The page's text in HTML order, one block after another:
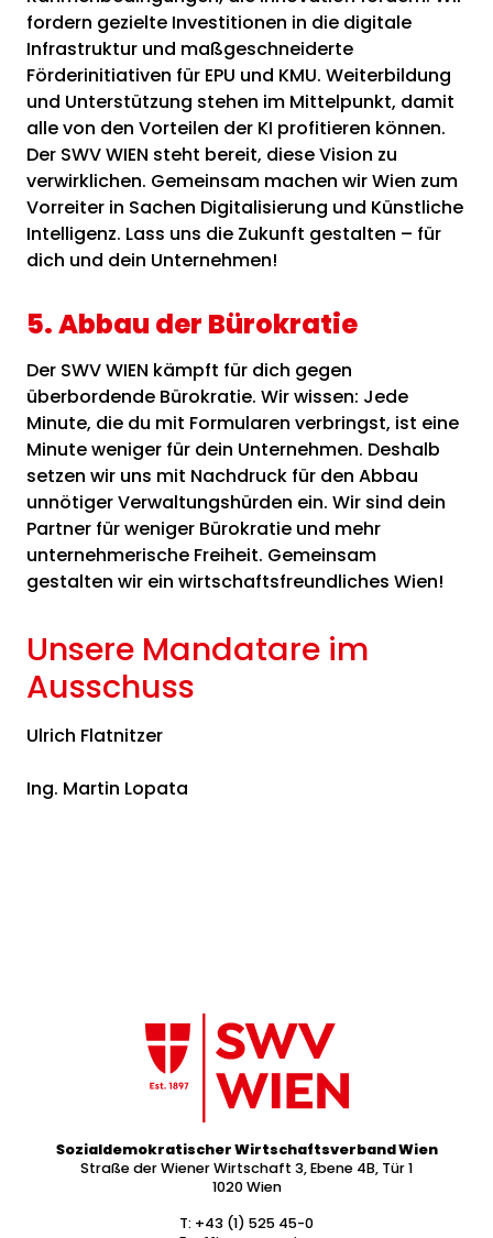
fordern gezielte Investitionen in die digitale
Infrastruktur und maßgeschneiderte
Förderinitiativen für EPU und KMU. Weiterbildung
und Unterstützung stehen im Mittelpunkt, damit
alle von den Vorteilen der KI profitieren können.
Der SWV WIEN steht bereit, diese Vision zu
verwirklichen. Gemeinsam machen wir Wien zum
Vorreiter in Sachen Digitalisierung und Künstliche
Intelligenz. Lass uns die Zukunft gestalten – für
dich und dein Unternehmen!
5. Abbau der Bürokratie
Der SWV WIEN kämpft für dich gegen
überbordende Bürokratie. Wir wissen: Jede
Minute, die du mit Formularen verbringst, ist eine
Minute weniger für dein Unternehmen. Deshalb
setzen wir uns mit Nachdruck für den Abbau
unnötiger Verwaltungshürden ein. Wir sind dein
Partner für weniger Bürokratie und mehr
unternehmerische Freiheit. Gemeinsam
gestalten wir ein wirtschaftsfreundliches Wien!
Unsere Mandatare im
Ausschuss
Ulrich Flatnitzer
Ing. Martin Lopata
Sozialdemokratischer Wirtschaftsverband Wien
Straße der Wiener Wirtschaft 3, Ebene 4B, Tür 1
1020 Wien
T: +43 (1) 525 45-0